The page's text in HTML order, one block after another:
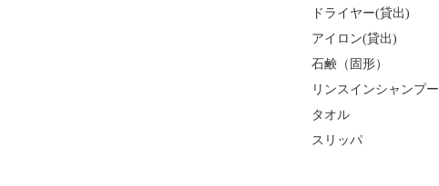
ドライヤー(貸出)
アイロン(貸出)
石鹸（固形）
リンスインシャンプー
タオル
スリッパ